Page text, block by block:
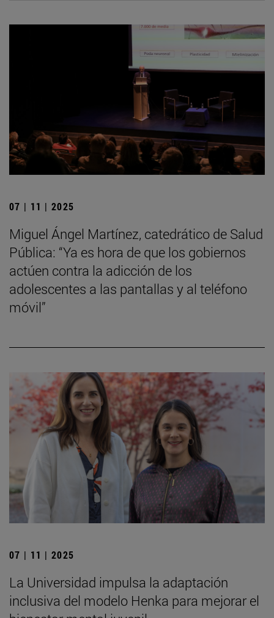
07 | 11 | 2025
Miguel Ángel Martínez, catedrático de Salud
Pública: “Ya es hora de que los gobiernos
actúen contra la adicción de los
adolescentes a las pantallas y al teléfono
móvil”
07 | 11 | 2025
La Universidad impulsa la adaptación
inclusiva del modelo Henka para mejorar el